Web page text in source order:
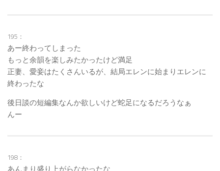
195：
あー終わってしまった
もっと余韻を楽しみたかったけど満足
正妻、愛妾はたくさんいるが、結局エレンに始まりエレンに
終わったな
後日談の短編集なんか欲しいけど蛇足になるだろうなぁ
んー
198：